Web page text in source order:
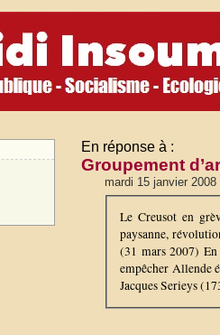
En réponse à :
Groupement
mardi 15 janvier 2008
Le Creusot en
paysanne,
(31 mars 2007)
empêcher Allende
Jacques Serieys